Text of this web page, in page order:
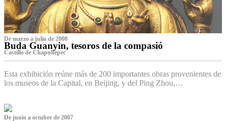
De marzo a julio de 2008
Buda Guanyin, tesoros de la compasió
Castillo de Chapultepec
Esta exhibición reúne más de 200 importantes obras provenientes de
los museos de la Capital, en Beijing, y del Ping Zhou,…
De junio a octubre de 2007